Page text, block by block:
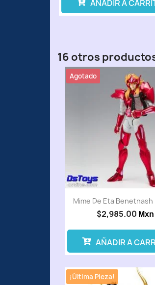
AÑADIR A
16 otros
Mime De Eta
$2,985.00 Mxn
Agotado
AÑADIR A
¡Última Pieza!